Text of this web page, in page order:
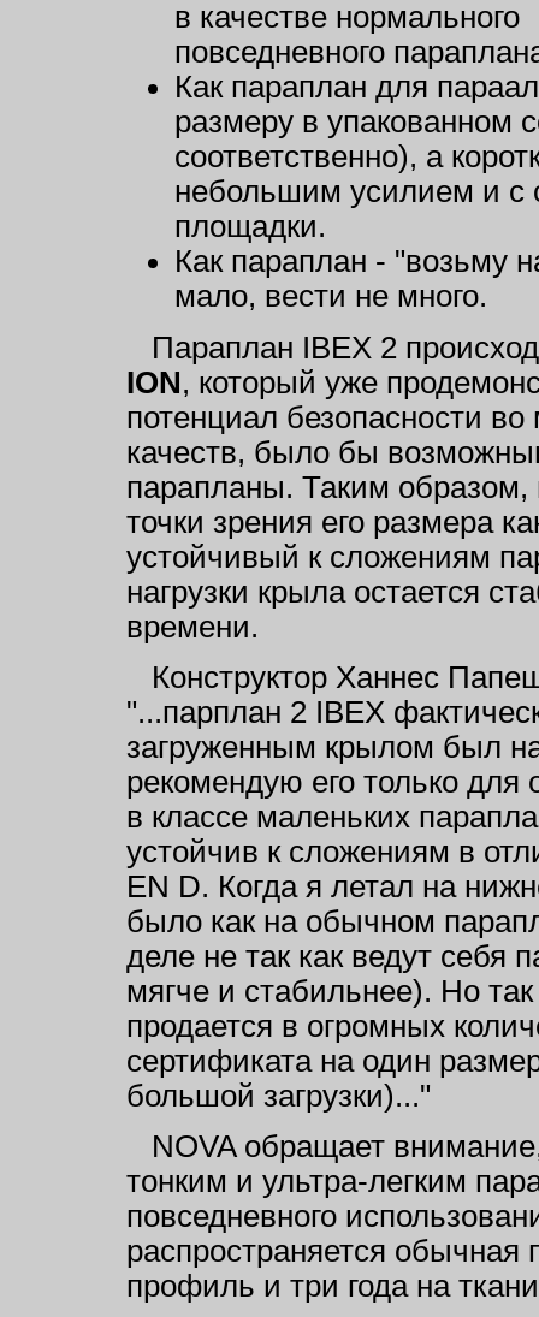
в качестве нормального
повседневного
Как параплан для
размеру в упакованном
соответственно), а
небольшим усилием и с
площадки.
Как параплан - "возьму
мало, вести не много.
Параплан IBEX 2
ION, который уже
потенциал безопасности
качеств, было бы
парапланы. Таким образом,
точки зрения его размера
устойчивый к сложениям
нагрузки крыла остается
времени.
Конструктор Ханнес
"...парплан 2 IBEX
загруженным крылом был
рекомендую его только
в классе маленьких
устойчив к сложениям в
EN D. Когда я летал на
было как на обычном
деле не так как ведут себя
мягче и стабильнее). Но
продается в огромных
сертификата на один
большой загрузки)..."
NOVA обращает
тонким и ультра-легким
повседневного
распространяется обычная
профиль и три года на